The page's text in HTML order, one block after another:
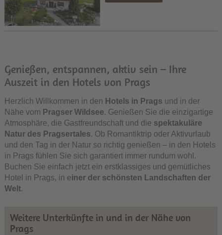
Genießen, entspannen, aktiv sein – Ihre
Auszeit in den Hotels von Prags
Herzlich Willkommen in den Hotels in Prags und in der
Nähe vom Pragser Wildsee. Genießen Sie die einzigartige
Atmosphäre, die Gastfreundschaft und die spektakuläre
Natur des Pragsertales. Ob Romantiktrip oder Aktivurlaub
und den Tag in der Natur so richtig genießen – in den Hotels
in Prags fühlen Sie sich garantiert immer rundum wohl.
Buchen Sie einfach jetzt ein erstklassiges und gemütliches
Hotel in Prags, in einer der schönsten Landschaften der
Welt.
Weitere Unterkünfte in und in der Nähe von
Prags